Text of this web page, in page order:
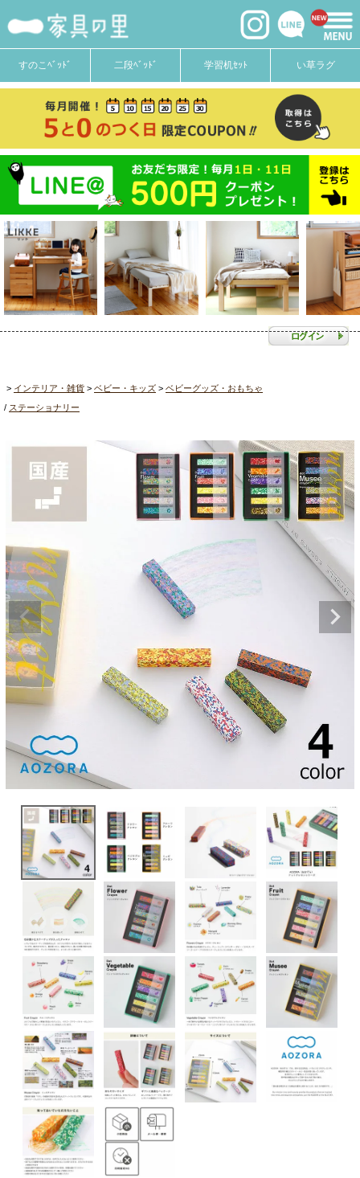
すのこﾍﾞｯﾄﾞ 二段ﾍﾞｯﾄﾞ 学習机ｾｯﾄ い草ラグ
インテリア・雑貨 ベビー・キッズ
ベビーグッズ・おもちゃ
ステーショナリー